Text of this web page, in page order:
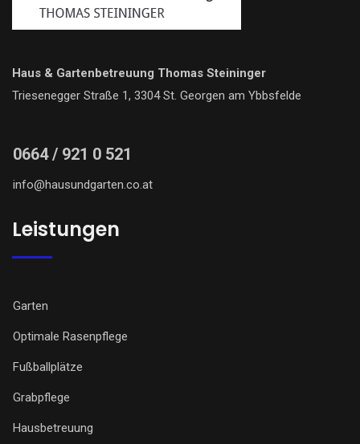
Haus & Gartenbetreuung Thomas Steininger
Triesenegger Straße 1, 3304 St. Georgen am Ybbsfelde
0664 / 921 0 521
info@hausundgarten.co.at
Leistungen
Garten
Optimale Rasenpflege
Fußballplätze
Grabpflege
Hausbetreuung